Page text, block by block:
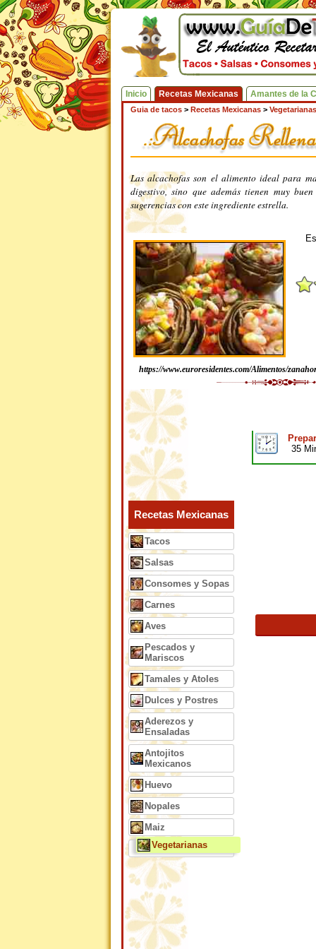
Inicio Recetas Mexicanas Amantes de la
Guia de tacos > Recetas Mexicanas > Vegetarianas
Las alcachofas son el alimento ideal para
digestivo, sino que además tienen muy
sugerencias con este ingrediente estrella.
https://www.euroresidentes.com/Alimentos/
35
Recetas Mexicanas
Tacos
Salsas
Consomes y Sopas
Carnes
Aves
Pescados y
Mariscos
Tamales y Atoles
Dulces y Postres
Aderezos y
Ensaladas
Antojitos
Mexicanos
Huevo
Nopales
Maiz
Vegetarianas